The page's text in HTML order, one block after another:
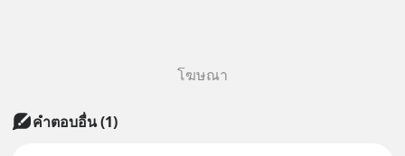
โฆษณา
คำตอบอื่น(1)